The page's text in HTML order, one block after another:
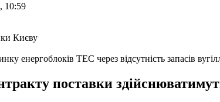
10:59
енергоблоків ТЕС через відсутність запасів
поставки